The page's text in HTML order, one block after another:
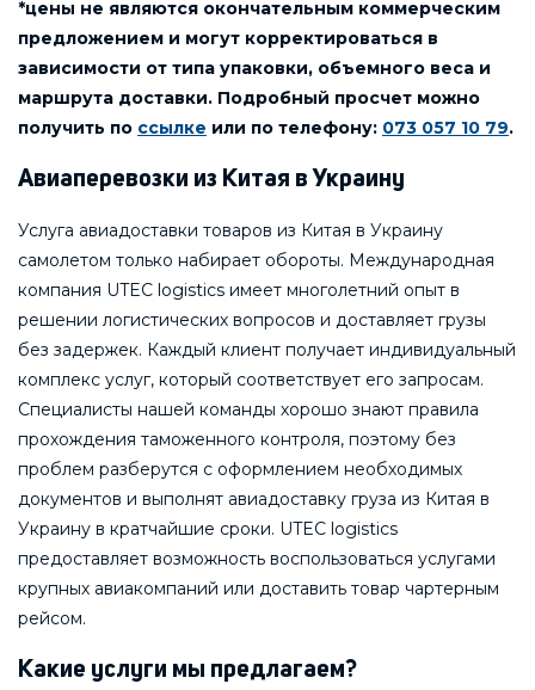
*цены не являются окончательным коммерческим
предложением и могут корректироваться в
зависимости от типа упаковки, объемного веса и
маршрута доставки. Подробный просчет можно
получить по ссылке или по телефону: 073 057 10 79.
Авиаперевозки из Китая в Украину
Услуга авиадоставки товаров из Китая в Украину
самолетом только набирает обороты. Международная
компания UTEC logistics имеет многолетний опыт в
решении логистических вопросов и доставляет грузы
без задержек. Каждый клиент получает индивидуальный
комплекс услуг, который соответствует его запросам.
Специалисты нашей команды хорошо знают правила
прохождения таможенного контроля, поэтому без
проблем разберутся с оформлением необходимых
документов и выполнят авиадоставку груза из Китая в
Украину в кратчайшие сроки. UTEC logistics
предоставляет возможность воспользоваться услугами
крупных авиакомпаний или доставить товар чартерным
рейсом.
Какие услуги мы предлагаем?